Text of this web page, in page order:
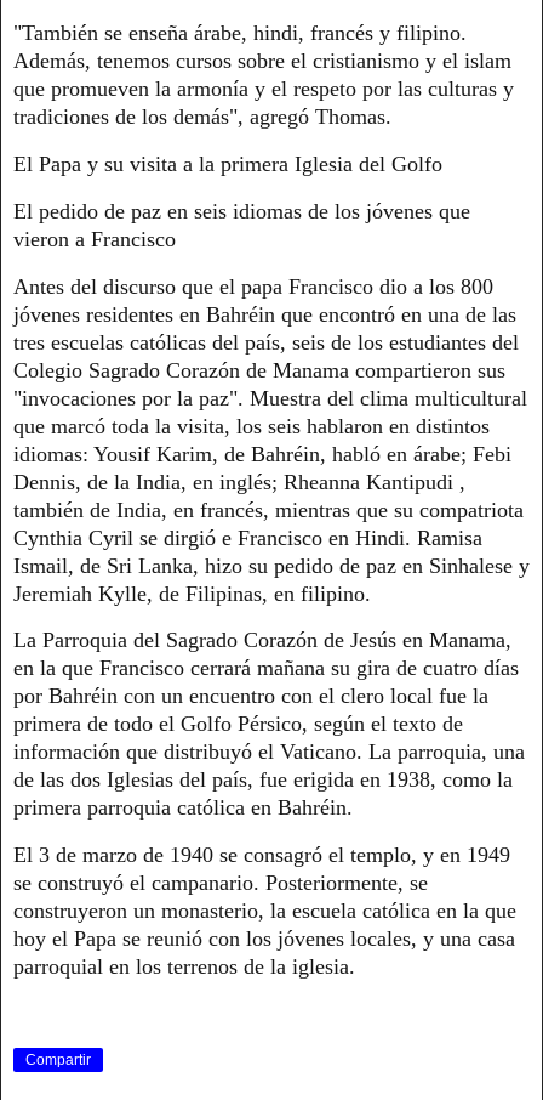
"También se enseña árabe, hindi, francés y filipino.
Además, tenemos cursos sobre el cristianismo y el islam
que promueven la armonía y el respeto por las culturas y
tradiciones de los demás", agregó Thomas.
El Papa y su visita a la primera Iglesia del Golfo
El pedido de paz en seis idiomas de los jóvenes que
vieron a Francisco
Antes del discurso que el papa Francisco dio a los 800
jóvenes residentes en Bahréin que encontró en una de las
tres escuelas católicas del país, seis de los estudiantes del
Colegio Sagrado Corazón de Manama compartieron sus
"invocaciones por la paz". Muestra del clima multicultural
que marcó toda la visita, los seis hablaron en distintos
idiomas: Yousif Karim, de Bahréin, habló en árabe; Febi
Dennis, de la India, en inglés; Rheanna Kantipudi ,
también de India, en francés, mientras que su compatriota
Cynthia Cyril se dirgió e Francisco en Hindi. Ramisa
Ismail, de Sri Lanka, hizo su pedido de paz en Sinhalese y
Jeremiah Kylle, de Filipinas, en filipino.
La Parroquia del Sagrado Corazón de Jesús en Manama,
en la que Francisco cerrará mañana su gira de cuatro días
por Bahréin con un encuentro con el clero local fue la
primera de todo el Golfo Pérsico, según el texto de
información que distribuyó el Vaticano. La parroquia, una
de las dos Iglesias del país, fue erigida en 1938, como la
primera parroquia católica en Bahréin.
El 3 de marzo de 1940 se consagró el templo, y en 1949
se construyó el campanario. Posteriormente, se
construyeron un monasterio, la escuela católica en la que
hoy el Papa se reunió con los jóvenes locales, y una casa
parroquial en los terrenos de la iglesia.
Compartir